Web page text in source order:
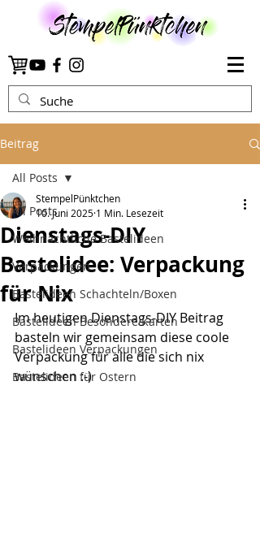
Beitrag
All Posts
Weihnachtliche Bastelideen
Verpackungen
Bastelideen Schachteln/Boxen
Bastelideen Besondere Karten
Bastelideen Verpackungen
Bastelideen für Ostern
All Posts
Dienstags-DIY
Bastelidee: Verpackung
für Nix
StempelPünktchen
10. Juni 2025 1 Min. Lesezeit
Im heutigen Dienstags-DIY Beitrag
basteln wir gemeinsam diese coole
Verpackung für alle die sich nix
wünschen :-)